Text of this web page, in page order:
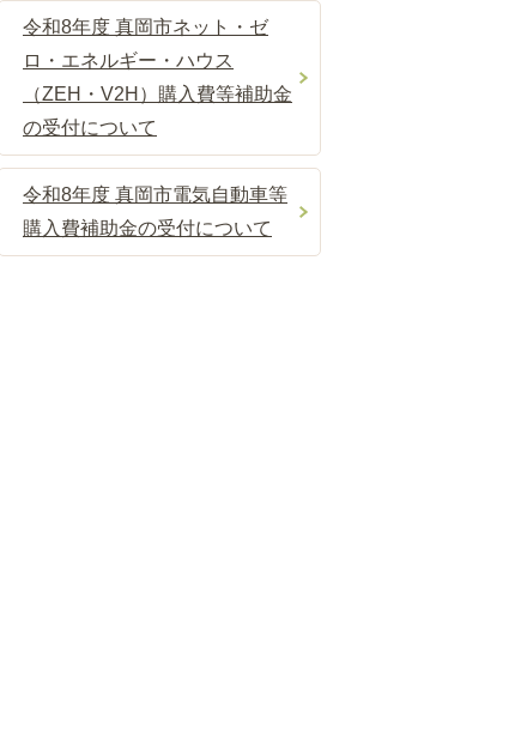
令和8年度 真岡市ネット・ゼ
ロ・エネルギー・ハウス
（ZEH・V2H）購入費等補助金
の受付について
令和8年度 真岡市電気自動車等
購入費補助金の受付について